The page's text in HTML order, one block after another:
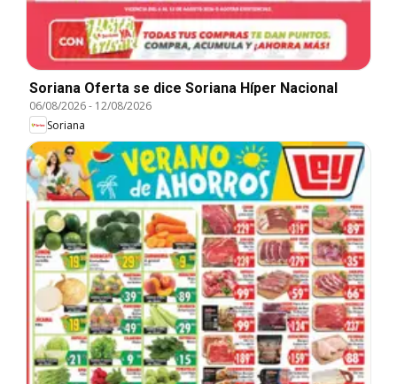
Soriana Oferta se dice Soriana Híper Nacional
06/08/2026- 12/08/2026
Soriana